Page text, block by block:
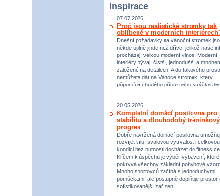
Inspirace
07.07.2026
Proč jsou realistické stromky tak
oblíbené v moderních
Dnešní požadavky na vánoční stromek
někde úplně jinde než dříve, jelikož naše
procházejí velkou moderní vlnou. Moderní
interiéry bývají čistší, jednodušší a
založené na detailech. A do takového
nemůžete dát na Vánoce stromek, který
připomíná chudého příbuzného strýčka
20.05.2026
Kompletní domácí posilovna pro
stabilitu a dlouhodobý tréninkový
progres
Dobře navržená domácí posilovna
rozvíjet sílu, svalovou vytrvalost i celkovou
kondici bez nutnosti docházet do fitness
Klíčem k úspěchu je výběr vybavení, které
pokrývá všechny základní pohybové
Mnoho sportovců začíná s jednoduchými
pomůckami, ale postupně doplňuje prostor
sofistikovanější zařízení.